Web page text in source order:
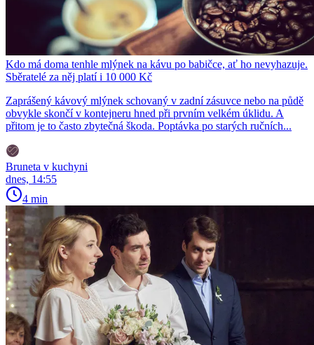
Kdo má doma tenhle mlýnek na kávu po babičce, ať ho nevyhazuje.
Sběratelé za něj platí i 10 000 Kč
Zaprášený kávový mlýnek schovaný v zadní zásuvce nebo na půdě
obvykle skončí v kontejneru hned při prvním velkém úklidu. A
přitom je to často zbytečná škoda. Poptávka po starých ručních...
Bruneta v kuchyni
dnes, 14:55
4 min